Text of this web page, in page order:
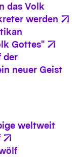
das Volk
werden
Gottes"
der
neuer Geist
weltweit